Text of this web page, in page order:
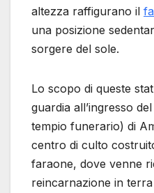
altezza raffigurano il
una posizione
sorgere del sole.
Lo scopo di queste
guardia all’ingresso
tempio funerario) di
centro di culto
faraone, dove venne
reincarnazione in